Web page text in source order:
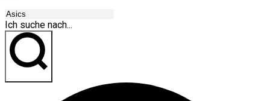
Ich suche nach...